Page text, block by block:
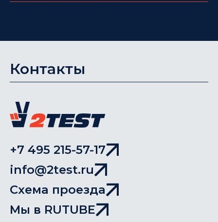
Контакты
+7 495 215-57-17
info@2test.ru
Схема проезда
Мы в RUTUBE